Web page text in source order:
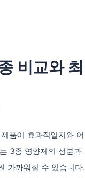
비교와
품이 효과적일지와
3종 영양제의 성분
가까워질 수 있습니